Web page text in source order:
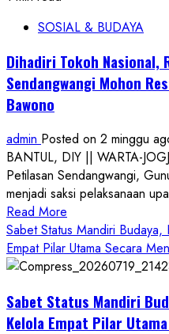
SOSIAL & BUDAYA
Dihadiri Tokoh Nasional,
Sendangwangi Mohon
Bawono
admin Posted on 2 minggu
BANTUL, DIY || WARTA-
Petilasan Sendangwangi,
menjadi saksi pelaksanaan
Read More
more
about
Dihadiri
Nasional,
Ruwatan
Sabet Status Mandiri Budaya,
Empat Pilar Utama Secara
Sabet Status Mandiri
Kelola Empat Pilar